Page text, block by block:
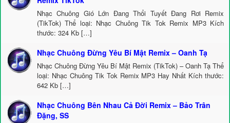
Nhạc Chuông Gió Lớn Đang Thổi Tuyết Đang Rơi Remix
(TikTok) Thể loại: Nhạc Chuông Tik Tok Remix MP3 Kích
thước: 324 Kb […]
Nhạc Chuông Đừng Yêu Bí Mật Remix – Oanh Tạ
Nhạc Chuông Đừng Yêu Bí Mật Remix (TikTok) – Oanh Tạ Thể
loại: Nhạc Chuông Tik Tok Remix MP3 Hay Nhất Kích thước:
642 Kb […]
Nhạc Chuông Bên Nhau Cả Đời Remix – Bảo Trân
Đặng, SS